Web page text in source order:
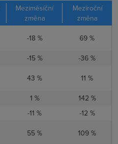
Meziměsíční
změna
Meziroční
změna
-18 %
69 %
-15 %
-36 %
43 %
11 %
1 %
142 %
-11 %
-12 %
55 %
109 %